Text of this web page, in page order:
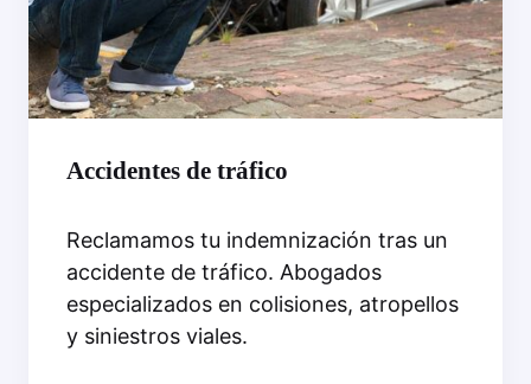
Accidentes de tráfico
Reclamamos tu indemnización tras un
accidente de tráfico. Abogados
especializados en colisiones, atropellos
y siniestros viales.